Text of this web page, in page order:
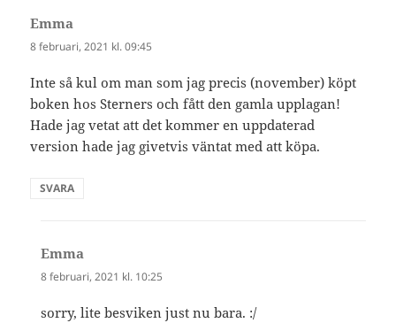
Emma
8 februari, 2021 kl. 09:45
Inte så kul om man som jag precis (november) köpt
boken hos Sterners och fått den gamla upplagan!
Hade jag vetat att det kommer en uppdaterad
version hade jag givetvis väntat med att köpa.
SVARA
Emma
8 februari, 2021 kl. 10:25
sorry, lite besviken just nu bara. :/